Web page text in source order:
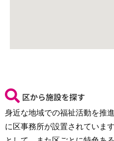
区から施設を探す
身近な地域での福祉活動を推
に区事務所が設置されていま